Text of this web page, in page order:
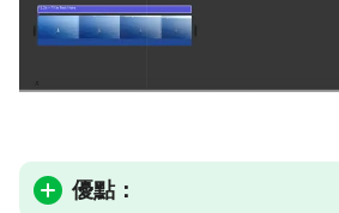
優點：